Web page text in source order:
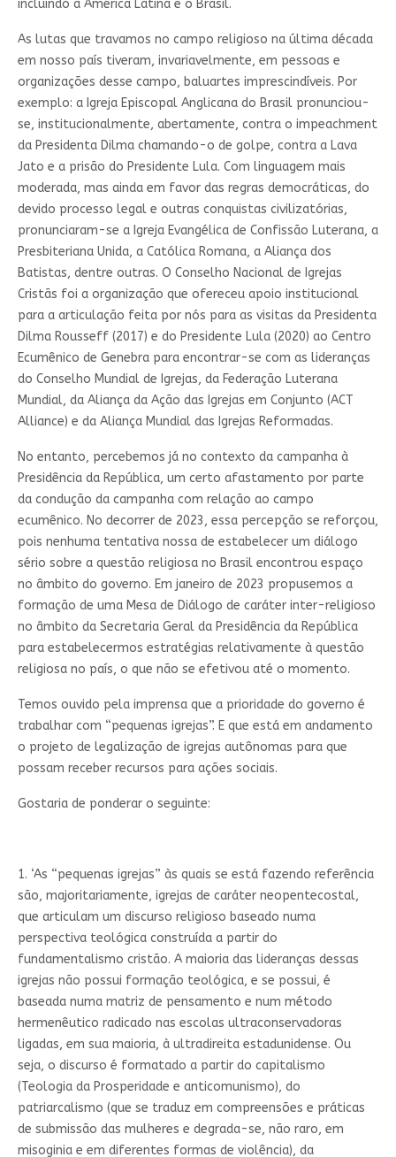
incluindo a América Latina e o Brasil.
As lutas que travamos no campo religioso na última década
em nosso país tiveram, invariavelmente, em pessoas e
organizações desse campo, baluartes imprescindíveis. Por
exemplo: a Igreja Episcopal Anglicana do Brasil pronunciou-
se, institucionalmente, abertamente, contra o impeachment
da Presidenta Dilma chamando-o de golpe, contra a Lava
Jato e a prisão do Presidente Lula. Com linguagem mais
moderada, mas ainda em favor das regras democráticas, do
devido processo legal e outras conquistas civilizatórias,
pronunciaram-se a Igreja Evangélica de Confissão Luterana, a
Presbiteriana Unida, a Católica Romana, a Aliança dos
Batistas, dentre outras. O Conselho Nacional de Igrejas
Cristãs foi a organização que ofereceu apoio institucional
para a articulação feita por nós para as visitas da Presidenta
Dilma Rousseff (2017) e do Presidente Lula (2020) ao Centro
Ecumênico de Genebra para encontrar-se com as lideranças
do Conselho Mundial de Igrejas, da Federação Luterana
Mundial, da Aliança da Ação das Igrejas em Conjunto (ACT
Alliance) e da Aliança Mundial das Igrejas Reformadas.
No entanto, percebemos já no contexto da campanha à
Presidência da República, um certo afastamento por parte
da condução da campanha com relação ao campo
ecumênico. No decorrer de 2023, essa percepção se reforçou,
pois nenhuma tentativa nossa de estabelecer um diálogo
sério sobre a questão religiosa no Brasil encontrou espaço
no âmbito do governo. Em janeiro de 2023 propusemos a
formação de uma Mesa de Diálogo de caráter inter-religioso
no âmbito da Secretaria Geral da Presidência da República
para estabelecermos estratégias relativamente à questão
religiosa no país, o que não se efetivou até o momento.
Temos ouvido pela imprensa que a prioridade do governo é
trabalhar com “pequenas igrejas”. E que está em andamento
o projeto de legalização de igrejas autônomas para que
possam receber recursos para ações sociais.
Gostaria de ponderar o seguinte:
1. ‘As “pequenas igrejas” às quais se está fazendo referência
são, majoritariamente, igrejas de caráter neopentecostal,
que articulam um discurso religioso baseado numa
perspectiva teológica construída a partir do
fundamentalismo cristão. A maioria das lideranças dessas
igrejas não possui formação teológica, e se possui, é
baseada numa matriz de pensamento e num método
hermenêutico radicado nas escolas ultraconservadoras
ligadas, em sua maioria, à ultradireita estadunidense. Ou
seja, o discurso é formatado a partir do capitalismo
(Teologia da Prosperidade e anticomunismo), do
patriarcalismo (que se traduz em compreensões e práticas
de submissão das mulheres e degrada-se, não raro, em
misoginia e em diferentes formas de violência), da